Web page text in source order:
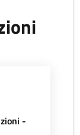
-